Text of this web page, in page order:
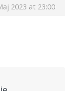
2023 at 23:00